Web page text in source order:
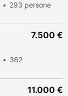
293 persone
362
7.500 €
11.000 €